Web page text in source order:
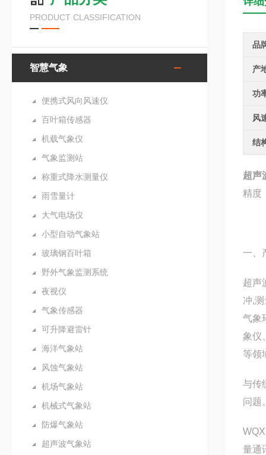
PRODUCT CLASSIFICATION
智慧气象
便携式风向风速仪
百叶箱传感器
机载气象仪
气象监测站
称重式降水测量仪
雨雪量计
大气电场仪
小型自动气象站
玻璃钢百叶箱
野外气象监测系统
夜视仪
气象传感器
可升降避雷针
海洋气象站
风蚀气象站
机场气象站
机械式气象站
防爆气象站
超声波气象站
品
产
功
风
结
超声
精度
一、
超声
冲,
气象
象仪
等领
与传
问题
量通